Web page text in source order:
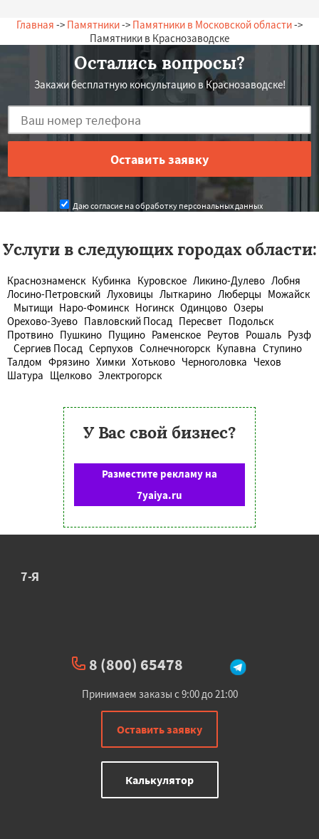
Главная -> Памятники-> Памятники в Московской области->
Памятники в Краснозаводске
Остались вопросы?
Закажи бесплатную консультацию в Краснозаводске!
Даю согласие на обработку персональных данных
Услуги в следующих городах области:
Краснознаменск Кубинка Куровское Ликино-Дулево Лобня
Лосино-Петровский Луховицы Лыткарино Люберцы Можайск
Мытищи Наро-Фоминск Ногинск Одинцово Озеры
Орехово-Зуево Павловский Посад Пересвет Подольск
Протвино Пушкино Пущино Раменское Реутов Рошаль Рузф
Сергиев Посад Серпухов Солнечногорск Купавна Ступино
Талдом Фрязино Химки Хотьково Черноголовка Чехов
Шатура Щелково Электрогорск
У Вас свой бизнес?
Разместите рекламу на
7yaiya.ru
7-Я
8 (800) 65478
Принимаем заказы с 9:00 до 21:00
Оставить заявку
Калькулятор